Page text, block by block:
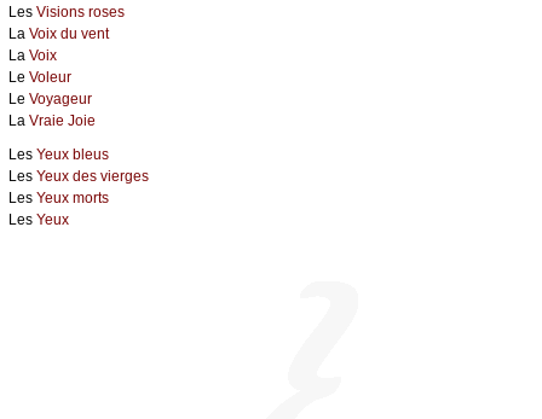
Les Visions roses
La Voix du vent
La Voix
Le Voleur
Le Voyageur
La Vraie Joie
Les Yeux bleus
Les Yeux des vierges
Les Yeux morts
Les Yeux